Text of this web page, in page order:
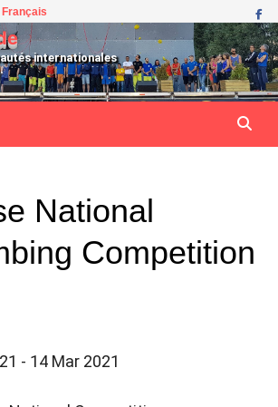
Français
internationales
National
Competition
- 14 Mar 2021